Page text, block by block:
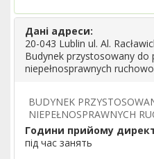
Дані адреси:
20-043 Lublin ul. Al.
Budynek przystosowany do
niepełnosprawnych ruchowo
BUDYNEK
NIEPEŁNOSPRAWNYCH
Години прийому
під час занять